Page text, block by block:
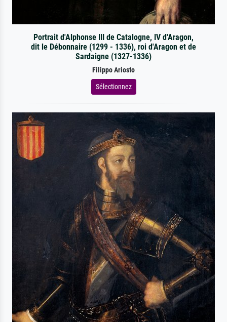
Portrait d'Alphonse III de Catalogne, IV d'Aragon,
dit le Débonnaire (1299 - 1336), roi d'Aragon et de
Sardaigne (1327-1336)
Filippo Ariosto
Sélectionnez